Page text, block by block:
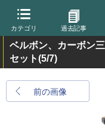
カテゴリ 過去記事
ベルボン、カーボン
セット(5/7)
前の画像